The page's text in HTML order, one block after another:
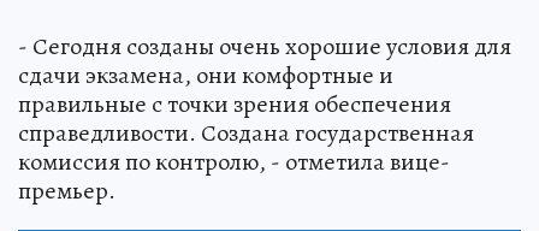
- Сегодня созданы очень хорошие условия для
сдачи экзамена, они комфортные и
правильные с точки зрения обеспечения
справедливости. Создана государственная
комиссия по контролю, - отметила вице-
премьер.